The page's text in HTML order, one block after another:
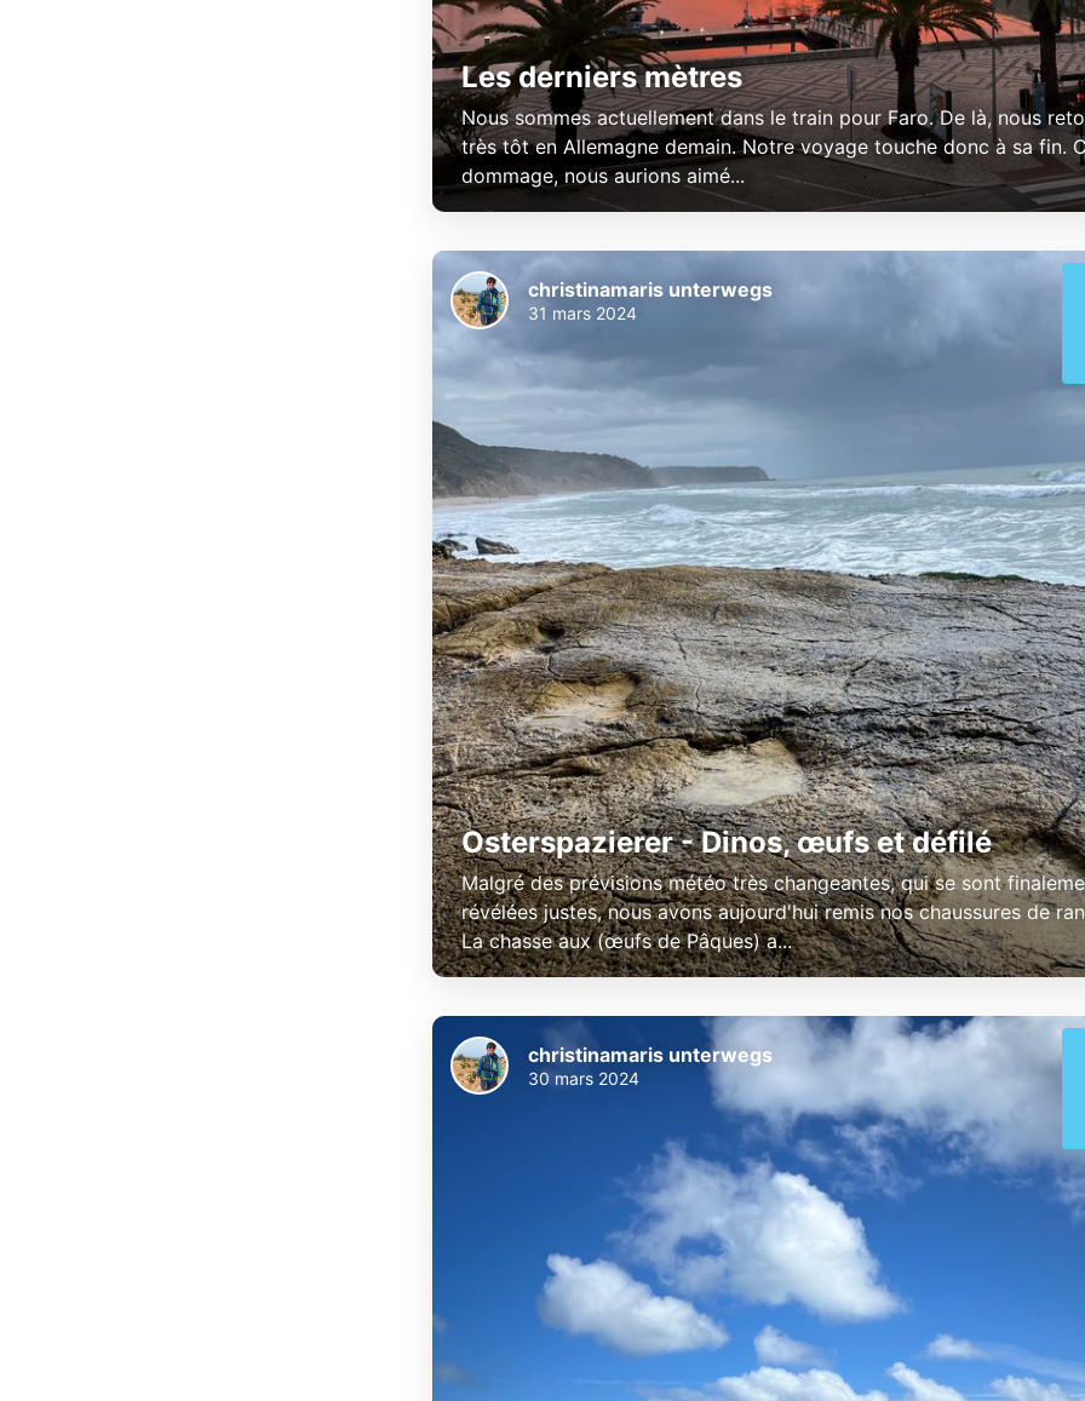
Les derniers mètres  
Nous sommes actuellement dans le train pour Faro. De là, nous
très tôt en Allemagne demain.  Notre voyage touche donc à sa fin.
dommage, nous aurions aimé...
Osterspazierer - Dinos, œufs et défilé
Malgré des prévisions météo très changeantes, qui se sont
révélées justes, nous avons aujourd'hui remis nos chaussures de
La chasse aux (œufs de Pâques) a...
christinamaris unterwegs
31 mars 2024
christinamaris unterwegs
30 mars 2024